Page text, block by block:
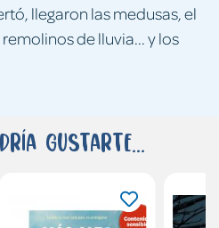
llegaron las medusas, el
de lluvia... y los
gustarte...